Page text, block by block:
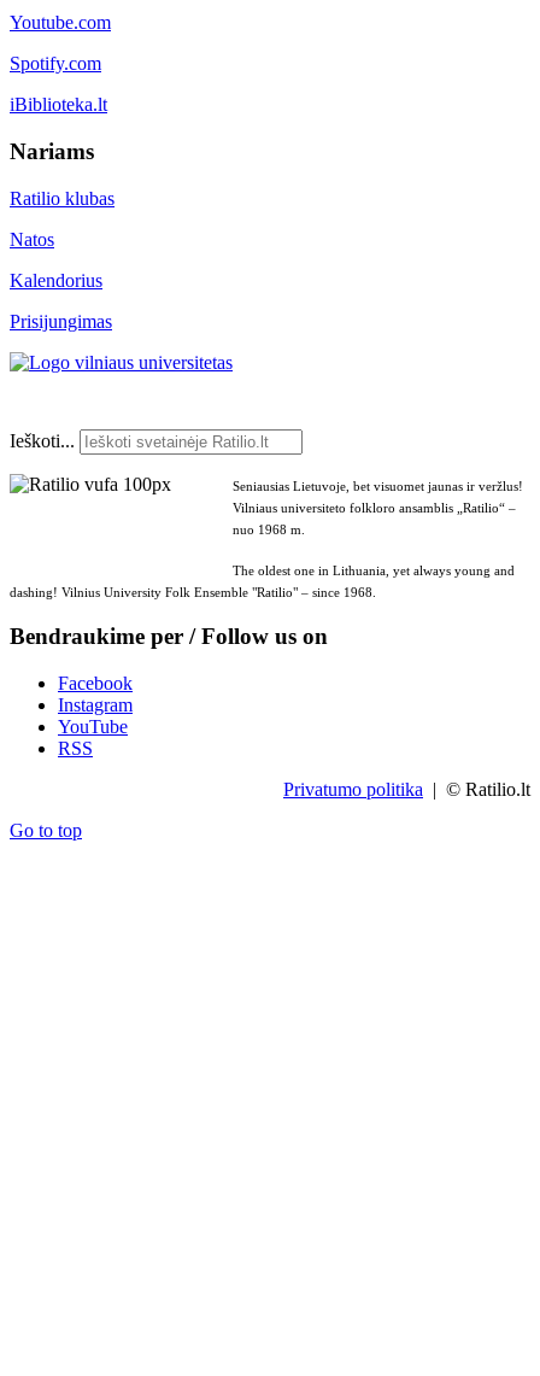
Youtube.com
Spotify.com
iBiblioteka.lt
Nariams
Ratilio klubas
Natos
Kalendorius
Prisijungimas
Ieškoti...
Seniausias Lietuvoje, bet visuomet jaunas ir veržlus!
Vilniaus universiteto folkloro ansamblis „Ratilio“ –
nuo 1968 m.
The oldest one in Lithuania, yet always young and
dashing! Vilnius University Folk Ensemble "Ratilio" – since 1968.
Bendraukime per / Follow us on
Facebook
Instagram
YouTube
RSS
Privatumo politika | © Ratilio.lt
Go to top